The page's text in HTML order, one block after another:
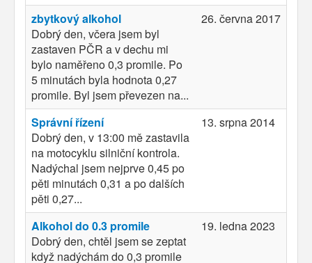
zbytkový alkohol
Dobrý den, včera jsem byl
zastaven PČR a v dechu mi
bylo naměřeno 0,3 promile. Po
5 minutách byla hodnota 0,27
promile. Byl jsem převezen na...
26. června 2017
Správní řízení
Dobrý den, v 13:00 mě zastavila
na motocyklu silniční kontrola.
Nadýchal jsem nejprve 0,45 po
pěti minutách 0,31 a po dalších
pěti 0,27...
13. srpna 2014
Alkohol do 0.3 promile
Dobrý den, chtěl jsem se zeptat
když nadýchám do 0,3 promile
19. ledna 2023